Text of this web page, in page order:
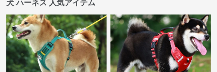
犬 ハーネス 人気アイテム